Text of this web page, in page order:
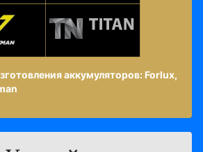
аккумуляторов: Forlux,